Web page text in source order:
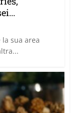
la sua area